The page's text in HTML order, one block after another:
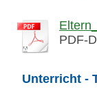
PDF-
Unterricht -